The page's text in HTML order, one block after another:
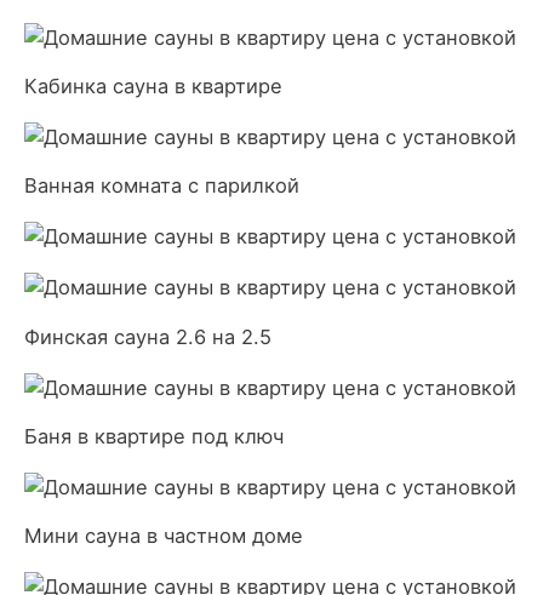
Кабинка сауна в квартире
Ванная комната с парилкой
Финская сауна 2.6 на 2.5
Баня в квартире под ключ
Мини сауна в частном доме